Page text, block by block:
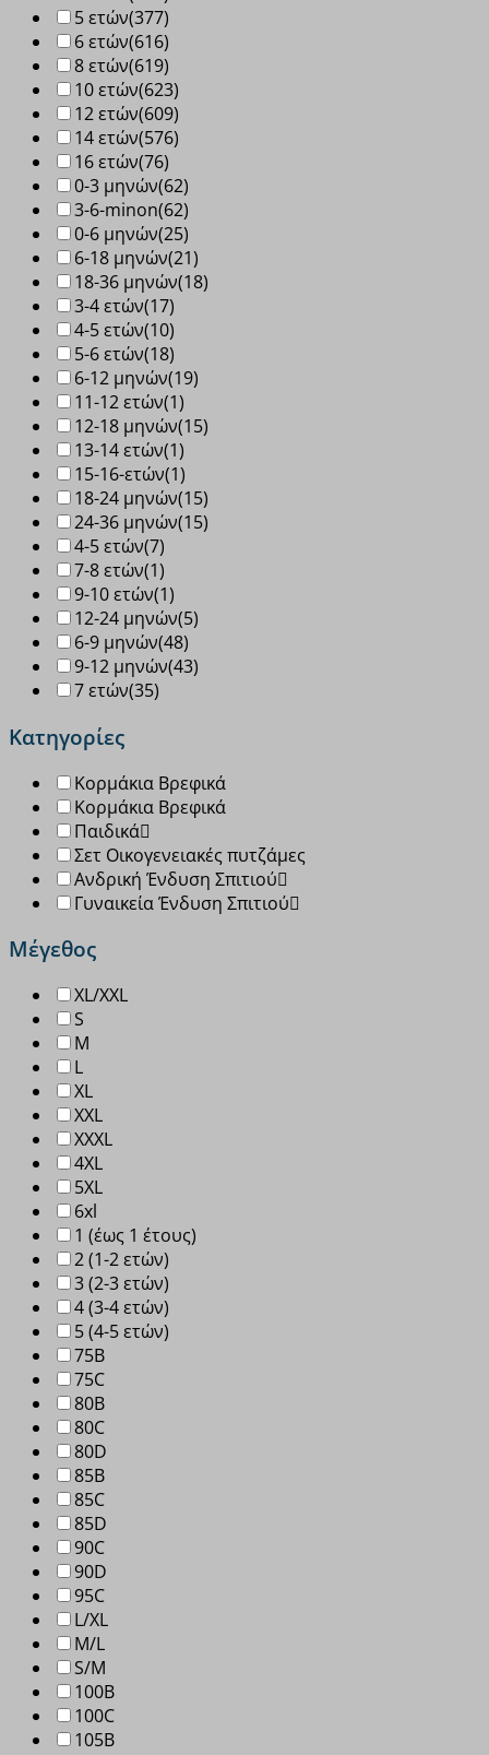
5 ετών(377)
6 ετών(616)
8 ετών(619)
10 ετών(623)
12 ετών(609)
14 ετών(576)
16 ετών(76)
0-3 μηνών(62)
3-6-minon(62)
0-6 μηνών(25)
6-18 μηνών(21)
18-36 μηνών(18)
3-4 ετών(17)
4-5 ετών(10)
5-6 ετών(18)
6-12 μηνών(19)
11-12 ετών(1)
12-18 μηνών(15)
13-14 ετών(1)
15-16-ετών(1)
18-24 μηνών(15)
24-36 μηνών(15)
4-5 ετών(7)
7-8 ετών(1)
9-10 ετών(1)
12-24 μηνών(5)
6-9 μηνών(48)
9-12 μηνών(43)
7 ετών(35)
Κατηγορίες
Κορμάκια Βρεφικά
Κορμάκια Βρεφικά
Παιδικά
Σετ Οικογενειακές πυτζάμες
Ανδρική Ένδυση Σπιτιού
Γυναικεία Ένδυση Σπιτιού
Μέγεθος
XL/XXL
S
M
L
XL
XXL
XXXL
4XL
5XL
6xl
1 (έως 1 έτους)
2 (1-2 ετών)
3 (2-3 ετών)
4 (3-4 ετών)
5 (4-5 ετών)
75B
75C
80B
80C
80D
85B
85C
85D
90C
90D
95C
L/XL
M/L
S/M
100B
100C
105B